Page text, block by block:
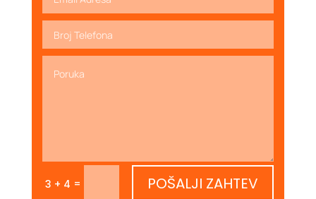
3 + 4 = POŠALJI ZAHTEV